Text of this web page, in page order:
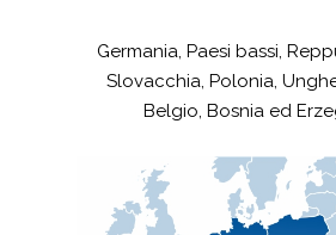
Germania, Paesi bassi,
Slovacchia, Polonia,
Belgio, Bosnia ed